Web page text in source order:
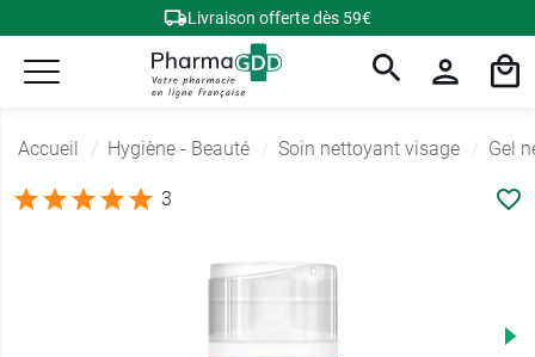
Livraison offerte dès 59€
Accueil Hygiène - Beauté Soin nettoyant visage Gel
3